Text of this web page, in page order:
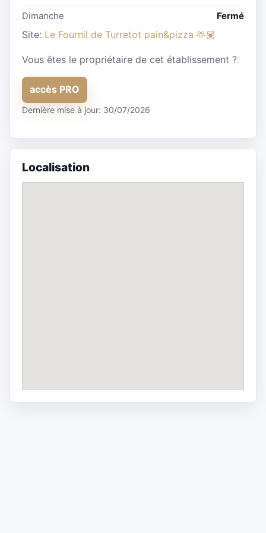
Dimanche
Fermé
Site: Le Fournil de Turretot pain&pizza 🫶🏽
Vous êtes le propriétaire de cet établissement ?
accès PRO
Dernière mise à jour: 30/07/2026
Localisation